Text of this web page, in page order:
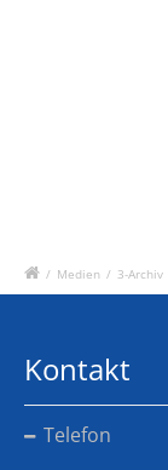
/ Medien / 3-Archiv
Kontakt
Telefon